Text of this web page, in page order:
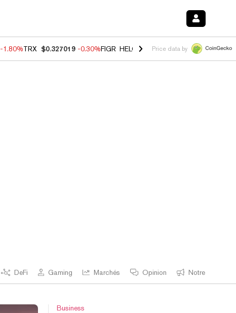
-1.80%TRX $0.327019 -0.30%FIGR_HELOC $1.006 -2.20%HYPE
Price data by
DeFi Gaming Marchés Opinion Notre
Business